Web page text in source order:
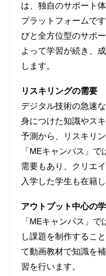
は、独自のサポート
プラットフォームで
びと全方位型のサポ
よって学習が続き、
します。
リスキリングの需要
デジタル技術の急速
身につけた知識やス
予測から、リスキリ
「MEキャンパス」
需要もあり、クリエ
入学した学生も在籍し
アウトプット中心の
「MEキャンパス」
し課題を制作するこ
て動画教材で知識を
習を行います。